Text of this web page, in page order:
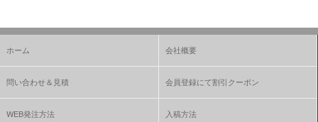
ホーム 会社概要
問い合わせ＆見積 会員登録にて割引クーポン
WEB発注方法 入稿方法